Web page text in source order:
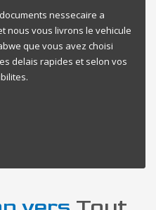
nessecaire a
nous vous livrons le vehicule
que vous avez choisi
delais rapides et selon vos